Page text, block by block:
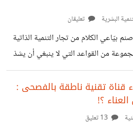
البشرية تعليقان
بيّاعي الكلام من تجار التنمية الذاتية
من القواعد التي لا ينبغي أن يشذ
. إسمعني جيّداً ، فشلك في تنفيذ
يعني بالضرورة أنك فاشل في الحياة .
ببساطة ، أقول هذا لأنني تأملت
: * نصائح عامة وغيرعملية تتجاهل
قناة تقنية ناطقة بالفصحى :
؟!